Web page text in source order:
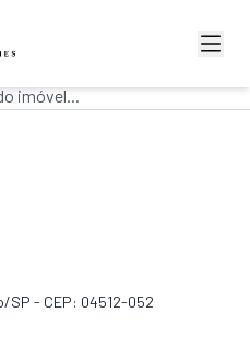
imóvel...
SP - CEP: 04512-052